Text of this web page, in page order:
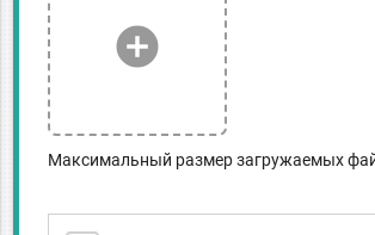
add_circle
Максимальный размер загружаемых